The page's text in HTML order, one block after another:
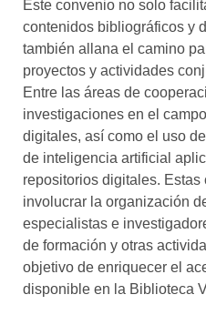
Este convenio no solo
contenidos bibliográficos y
también allana el camino
proyectos y actividades
Entre las áreas de
investigaciones en el
digitales, así como el uso
de inteligencia artificial
repositorios digitales.
involucrar la organización
especialistas e
de formación y otras
objetivo de enriquecer el
disponible en la Biblioteca